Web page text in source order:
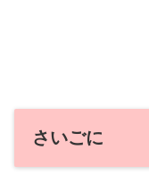
さいごに